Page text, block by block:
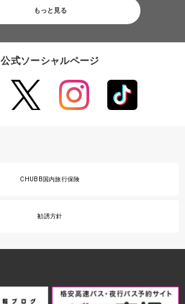
もっと見る
公式ソーシャルページ
CHUBB国内旅行保険
勧誘方針